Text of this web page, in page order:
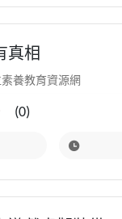
真相
養教育資源網
(0)